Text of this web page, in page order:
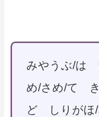
みやうぶ/は
め/さめ/て
ど しりがほ